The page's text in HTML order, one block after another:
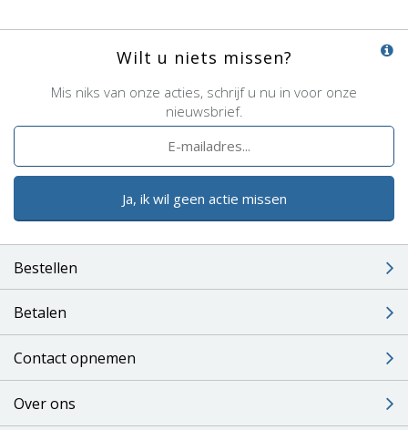
Wilt u niets missen?
Mis niks van onze acties, schrijf u nu in voor onze
nieuwsbrief.
Ja, ik wil geen actie missen
Bestellen
Betalen
Contact opnemen
Over ons